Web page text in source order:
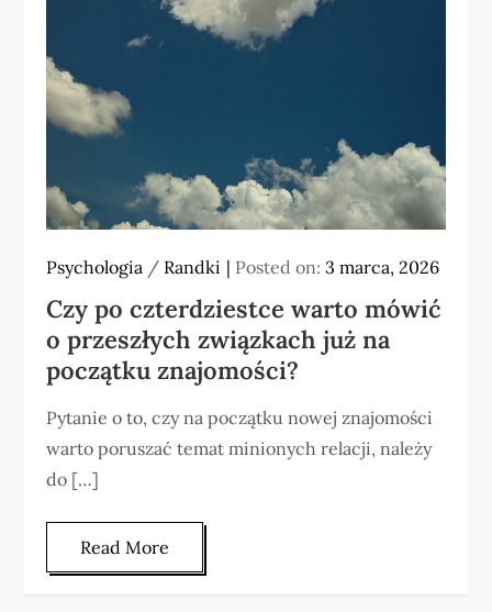
Psychologia / Randki Posted on:3 marca, 2026
Czy po czterdziestce warto mówić
o przeszłych związkach już na
początku znajomości?
Pytanie o to, czy na początku nowej znajomości
warto poruszać temat minionych relacji, należy
do […]
Read More